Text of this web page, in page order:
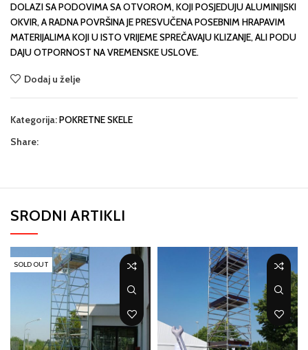
DOLAZI SA PODOVIMA SA OTVOROM, KOJI POSJEDUJU ALUMINIJSKI
OKVIR, A RADNA POVRŠINA JE PRESVUČENA POSEBNIM HRAPAVIM
MATERIJALIMA KOJI U ISTO VRIJEME SPREČAVAJU KLIZANJE, ALI PODU
DAJU OTPORNOST NA VREMENSKE USLOVE.
Dodaj u želje
Kategorija:POKRETNE SKELE
Share:
SRODNI ARTIKLI
SOLD OUT